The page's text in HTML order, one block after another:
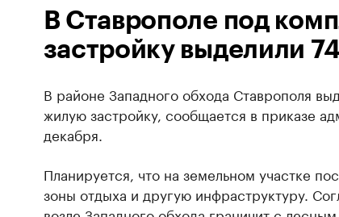
В Ставрополе под
застройку выделили
В районе Западного обхода Ставрополя
жилую застройку, сообщается в приказе
декабря.
Планируется, что на земельном участке
зоны отдыха и другую инфраструктуру.